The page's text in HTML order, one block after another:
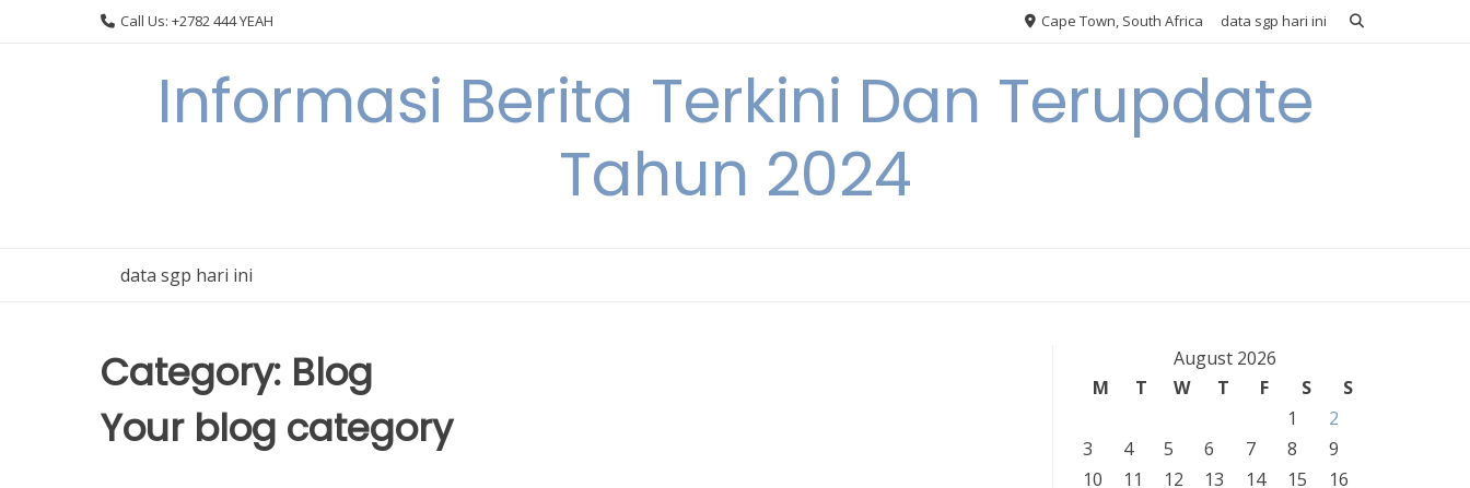
Call Us: +2782 444 YEAH Cape Town, South Africa data sgp hari ini
Informasi Berita Terkini Dan Terupdate
Tahun 2024
data sgp hari ini
Category: Blog
Your blog category
August 2026
M
T W T F S
S
1
2
3
4 5 6 7 8
9
10
11 12 13 14 15
16